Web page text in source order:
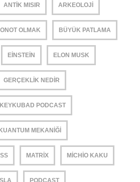
ANTIK MISIR ARKEOLOJI
OLMAK BÜYÜK PATLAMA
EINSTEIN ELON MUSK
GERÇEKLIK NEDIR
KEYKUBAD PODCAST
KUANTUM MEKANIĞI
MATRIX MICHIO KAKU
PODCAST